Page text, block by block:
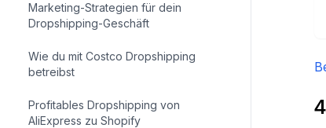
Marketing-Strategien für dein
Dropshipping-Geschäft
Wie du mit Costco Dropshipping
betreibst
Profitables Dropshipping von
AliExpress zu Shopify